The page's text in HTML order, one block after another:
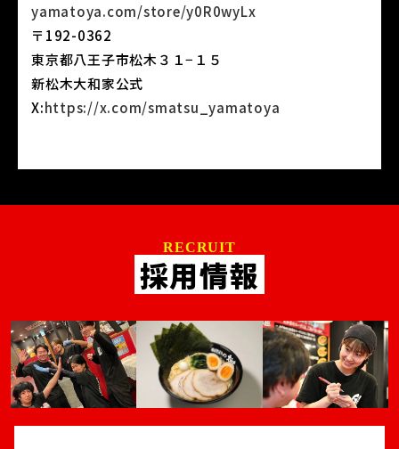
yamatoya.com/store/y0R0wyLx
〒192-0362
東京都八王子市松木３１−１５
新松木大和家公式
X:https://x.com/smatsu_yamatoya
RECRUIT
採用情報